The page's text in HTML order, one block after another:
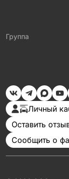
Группа
Личный
Оставить
Сообщить о